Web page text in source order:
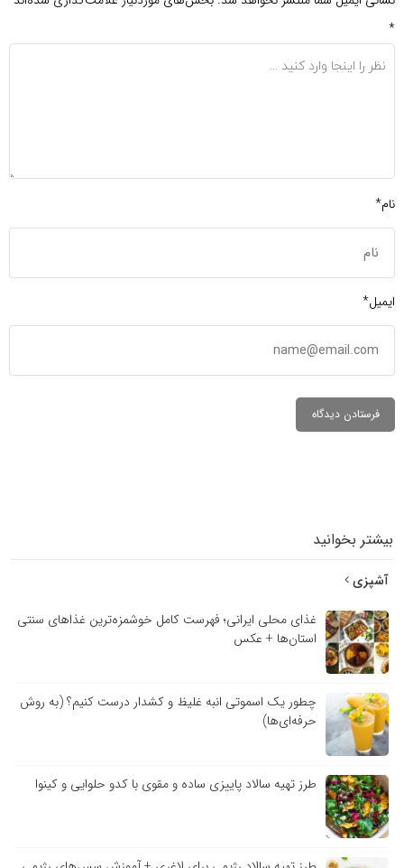
*
نام*
ایمیل*
بیشتر بخوانید
آشپزی
غذای محلی ایرانی؛ فهرست کامل خوشمزه‌ترین غذاهای سنتی
استان‌ها + عکس
چطور یک اسموتی انبه غلیظ و کشدار درست کنیم؟ (به روش
حرفه‌ای‌ها)
طرز تهیه سالاد پاییزی ساده و مقوی با کدو حلوایی و کینوا